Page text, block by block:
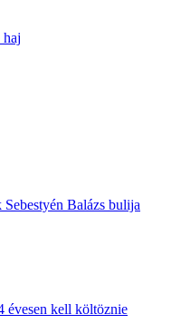
haj
Balázs bulija
évesen kell költöznie